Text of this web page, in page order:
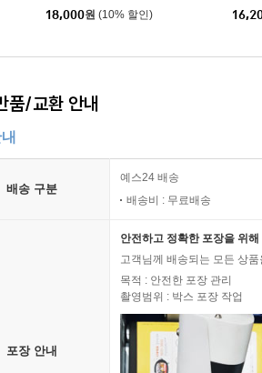
18,000원 (10% 할인)
품/교환 안내
배송 구분
예스24 배송
배송비 : 무료배송
포장 안내
안전하고 정확한 포장을 위
고객님께 배송되는 모든 상
목적 : 안전한 포장 관리
촬영범위 : 박스 포장 작업